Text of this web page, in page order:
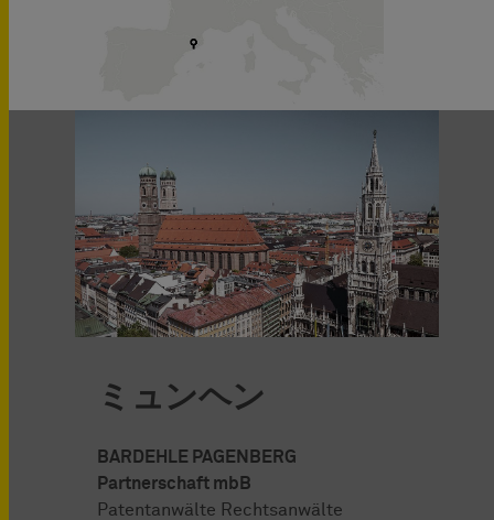
ミュンヘン
BARDEHLE PAGENBERG
Partnerschaft mbB
Patentanwälte Rechtsanwälte